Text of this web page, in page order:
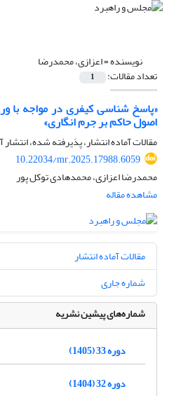
نویسنده =اعزازی، محمدرضا
تعداد مقالات: 1
«پاسخ شناسی کیفری در مواجه با
اصول حاکم بر جرم انگاری»
مقالات آماده انتشار، پذیرفته شده، انتشار
10.22034/mr.2025.17988.6059
محمدرضا اعزازی، محمدهادی توکل پور
مشاهده مقاله
مقالات آماده انتشار
شماره جاری
شماره‌های پیشین نشریه
دوره 33 (1405)
دوره 32 (1404)